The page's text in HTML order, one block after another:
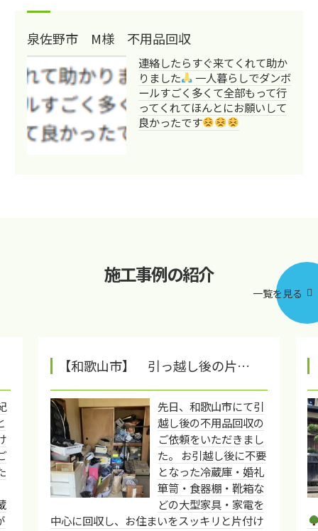
泉佐野市 M様 不用品回収
連絡したらすぐ来てくれて助か
りました
一人暮らしでダンボ
ールすごく多くて全部もって行
ってくれてほんとにお願いして
良かったです
施工事例の紹介
一覧を見る
【和歌山市】 引っ越し後の片…
先日、和歌山市にて引
越し後の不用品回収の
ご依頼をいただきまし
た。 お引越し後に不要
となった冷蔵庫・婚礼
箪笥・食器棚・靴箱な
どの大型家具・家電を
中心に回収し、お住まいをスッキリと片付け